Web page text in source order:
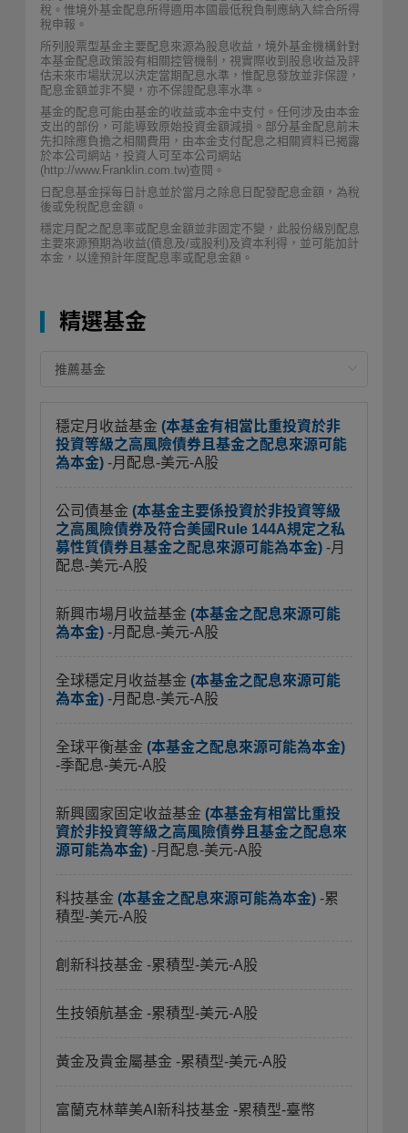
稅。惟境外基金配息所得適用本國最低稅負制應納入綜合所得
稅申報。
所列股票型基金主要配息來源為股息收益，境外基金機構針對
本基金配息政策設有相關控管機制，視實際收到股息收益及評
估未來市場狀況以決定當期配息水準，惟配息發放並非保證，
配息金額並非不變，亦不保證配息率水準。
基金的配息可能由基金的收益或本金中支付。任何涉及由本金
支出的部份，可能導致原始投資金額減損。部分基金配息前未
先扣除應負擔之相關費用，由本金支付配息之相關資料已揭露
於本公司網站，投資人可至本公司網站
(http://www.Franklin.com.tw)查閱。
日配息基金採每日計息並於當月之除息日配發配息金額，為稅
後或免稅配息金額。
穩定月配之配息率或配息金額並非固定不變，此股份級別配息
主要來源預期為收益(債息及/或股利)及資本利得，並可能加計
本金，以達預計年度配息率或配息金額。
精選基金
穩定月收益基金 (本基金有相當比重投資於非
投資等級之高風險債券且基金之配息來源可能
為本金) -月配息-美元-A股
公司債基金 (本基金主要係投資於非投資等級
之高風險債券及符合美國Rule 144A規定之私
募性質債券且基金之配息來源可能為本金) -月
配息-美元-A股
新興市場月收益基金 (本基金之配息來源可能
為本金) -月配息-美元-A股
全球穩定月收益基金 (本基金之配息來源可能
為本金) -月配息-美元-A股
全球平衡基金 (本基金之配息來源可能為本金)
-季配息-美元-A股
新興國家固定收益基金 (本基金有相當比重投
資於非投資等級之高風險債券且基金之配息來
源可能為本金) -月配息-美元-A股
科技基金 (本基金之配息來源可能為本金) -累
積型-美元-A股
創新科技基金 -累積型-美元-A股
生技領航基金 -累積型-美元-A股
黃金及貴金屬基金 -累積型-美元-A股
富蘭克林華美AI新科技基金 -累積型-臺幣